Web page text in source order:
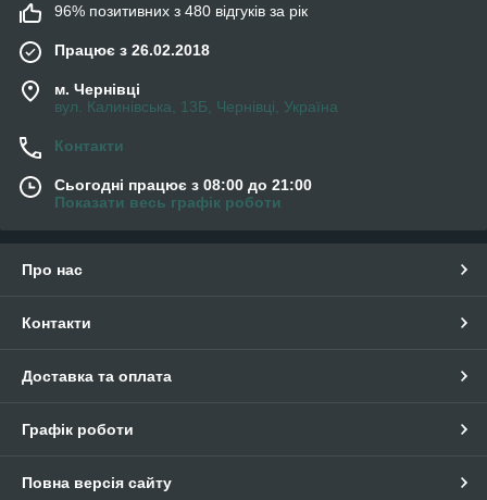
96% позитивних з 480 відгуків за рік
Працює з 26.02.2018
м. Чернівці
вул. Калинівська, 13Б, Чернівці, Україна
Контакти
Сьогодні працює з 08:00 до 21:00
Показати весь графік роботи
Про нас
Контакти
Доставка та оплата
Графік роботи
Повна версія сайту